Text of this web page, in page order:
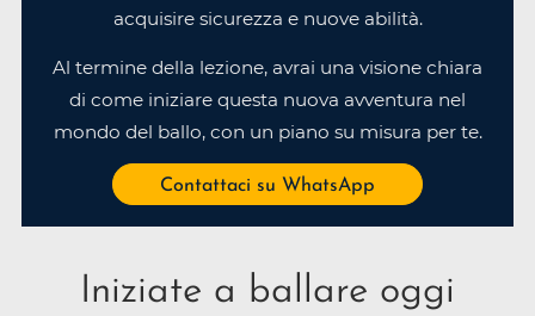
acquisire sicurezza e nuove abilità.
Al termine della lezione, avrai una visione chiara
di come iniziare questa nuova avventura nel
mondo del ballo, con un piano su misura per te.
Contattaci su WhatsApp
Iniziate a ballare oggi